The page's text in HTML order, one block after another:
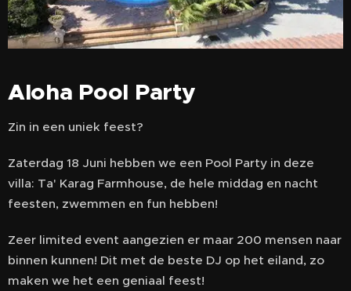
Aloha Pool Party
Zin in een uniek feest?
Zaterdag 18 Juni hebben we een Pool Party in deze
villa: Ta' Karag Farmhouse, de hele middag en nacht
feesten, zwemmen en fun hebben!
Zeer limited event aangezien er maar 200 mensen naar
binnen kunnen! Dit met de beste DJ op het eiland, zo
maken we het een geniaal feest!